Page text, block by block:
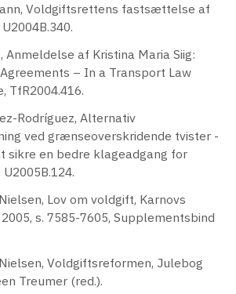
Voldgiftsrettens fastsættelse af
Anmeldelse af Kristina Maria Siig:
– In a Transport Law
TfR2004.416.
Rodríguez, Alternativ
ved grænseoverskridende tvister -
sikre en bedre klageadgang for
Lov om voldgift, Karnovs
s. 7585-7605, Supplementsbind
Voldgiftsreformen, Julebog
Treumer (red.).